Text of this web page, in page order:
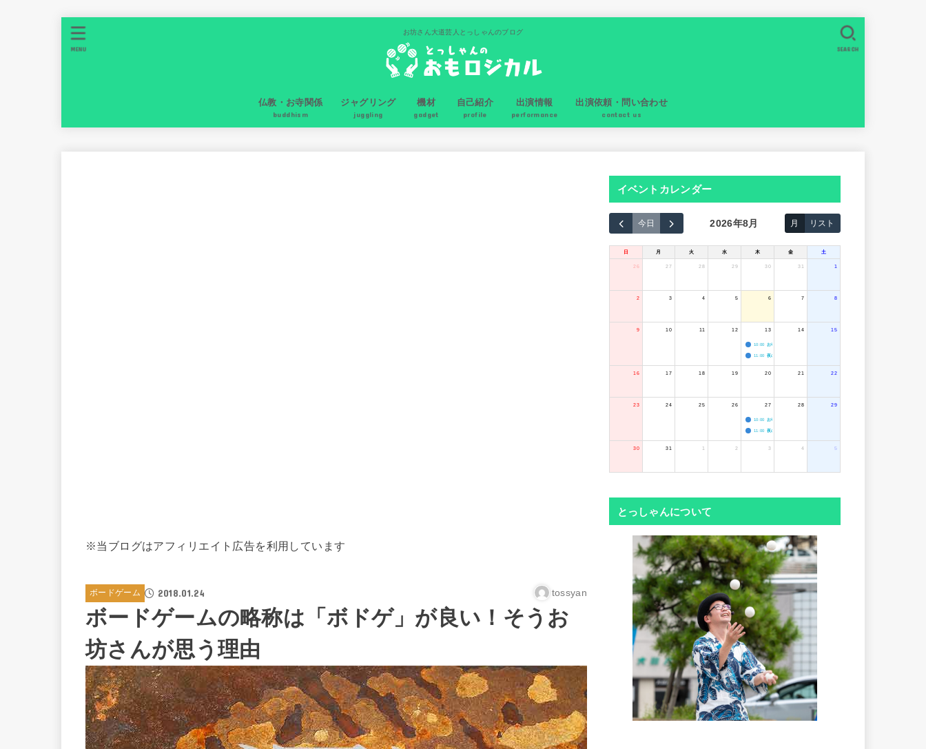
お坊さん大道芸人とっしゃんのブログ
仏教・お寺関係
buddhism
ジャグリング
juggling
機材
gadget
自己紹介
profile
出演情報
performance
出演依頼・問い合わせ
contact us
SEARCH
MENU
※当ブログはアフィリエイト広告を利用しています
ボードゲーム 2018.01.24 tossyan
ボードゲームの略称は「ボドゲ」が良い！そうお
坊さんが思う理由
イベントカレンダー
今日 2026年8月 月 リスト
日 月 火 水 木 金 土
26 27 28 29 30 31 1
2 3 4 5 6 7 8
9 10 11 12 13
10:00 お寺のジャグリング教室
11:00 夜のボードゲーム会
14 15
16 17 18 19 20 21 22
23 24 25 26 27
10:00 お寺のジャグリング教室
11:00 夜のボードゲーム会
28 29
30 31 1 2 3 4 5
とっしゃんについて